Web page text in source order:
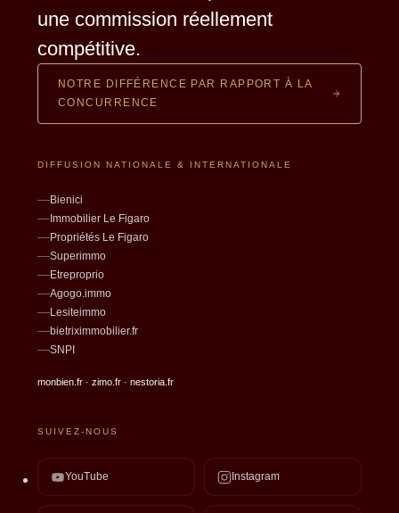
une commission réellement
compétitive.
NOTRE DIFFÉRENCE PAR RAPPORT À LA
CONCURRENCE
DIFFUSION NATIONALE & INTERNATIONALE
Bienici
Immobilier Le Figaro
Propriétés Le Figaro
Superimmo
Etreproprio
Agogo.immo
Lesiteimmo
bietriximmobilier.fr
SNPI
monbien.fr · zimo.fr · nestoria.fr
SUIVEZ-NOUS
YouTube Instagram